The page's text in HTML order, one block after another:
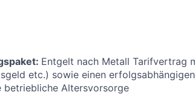
Entgelt nach Metall Tarifvertrag
etc.) sowie einen
Altersvorsorge